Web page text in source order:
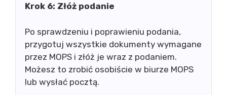
Krok 6: Złóż podanie
Po sprawdzeniu i poprawieniu podania,
przygotuj wszystkie dokumenty wymagane
przez MOPS i złóż je wraz z podaniem.
Możesz to zrobić osobiście w biurze MOPS
lub wysłać pocztą.